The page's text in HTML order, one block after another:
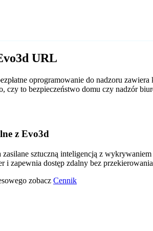
URL
oprogramowanie do nadzoru
czy to bezpieczeństwo domu czy nadzór
z Evo3d
sztuczną inteligencją z
i zapewnia dostęp zdalny bez
zobacz Cennik